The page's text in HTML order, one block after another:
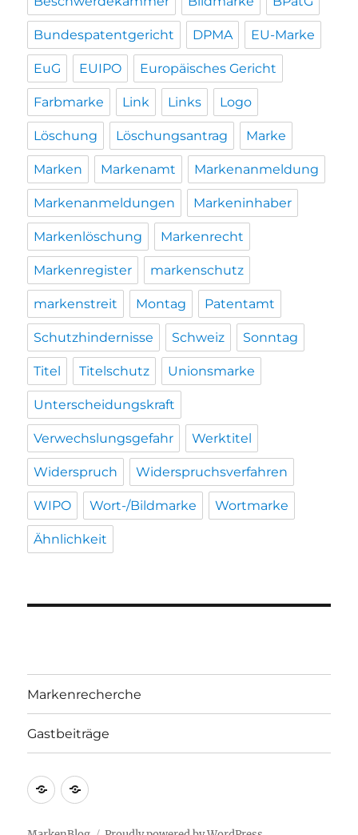
Bundespatentgericht DPMA EU-Marke
EuG EUIPO Europäisches Gericht
Farbmarke Link Links Logo
Löschung Löschungsantrag Marke
Marken Markenamt Markenanmeldung
Markenanmeldungen Markeninhaber
Markenlöschung Markenrecht
Markenregister markenschutz
markenstreit Montag Patentamt
Schutzhindernisse Schweiz Sonntag
Titel Titelschutz Unionsmarke
Unterscheidungskraft
Verwechslungsgefahr Werktitel
Widerspruch Widerspruchsverfahren
WIPO Wort-/Bildmarke Wortmarke
Ähnlichkeit
Markenrecherche
Gastbeiträge
Markenrecherche
Gastbeiträge